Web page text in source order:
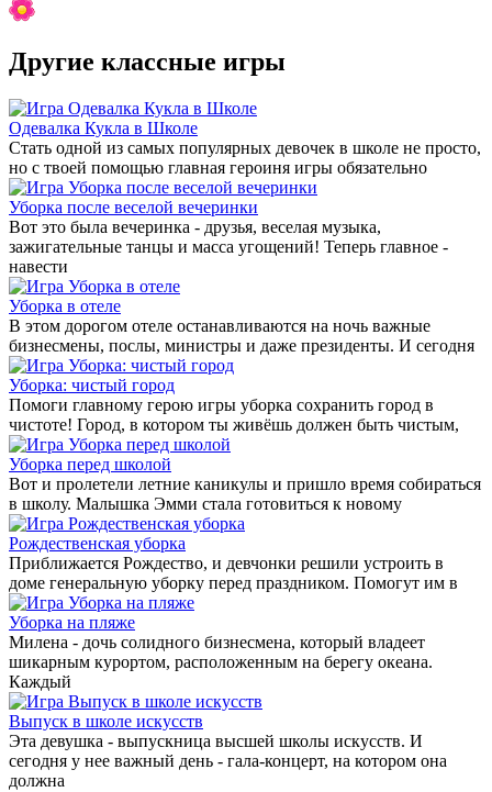
Другие классные игры
Одевалка Кукла в Школе
Стать одной из самых популярных девочек в школе не просто,
но с твоей помощью главная героиня игры обязательно
Уборка после веселой вечеринки
Вот это была вечеринка - друзья, веселая музыка,
зажигательные танцы и масса угощений! Теперь главное -
навести
Уборка в отеле
В этом дорогом отеле останавливаются на ночь важные
бизнесмены, послы, министры и даже президенты. И сегодня
Уборка: чистый город
Помоги главному герою игры уборка сохранить город в
чистоте! Город, в котором ты живёшь должен быть чистым,
Уборка перед школой
Вот и пролетели летние каникулы и пришло время собираться
в школу. Малышка Эмми стала готовиться к новому
Рождественская уборка
Приближается Рождество, и девчонки решили устроить в
доме генеральную уборку перед праздником. Помогут им в
Уборка на пляже
Милена - дочь солидного бизнесмена, который владеет
шикарным курортом, расположенным на берегу океана.
Каждый
Выпуск в школе искусств
Эта девушка - выпускница высшей школы искусств. И
сегодня у нее важный день - гала-концерт, на котором она
должна